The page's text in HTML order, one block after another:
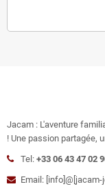
Jacam : L'aventure
! Une passion partagée,
Tel: +33 06 43 47 02
Email: [info]@[jacam-